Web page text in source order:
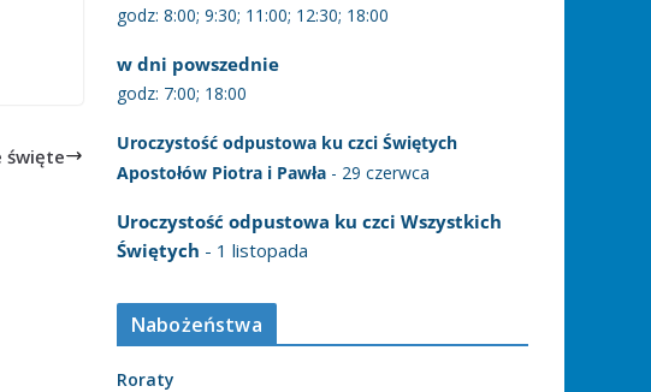
święte
godz: 8:00; 9:30; 11:00; 12:30; 18:00
w dni powszednie
godz: 7:00; 18:00
Uroczystość odpustowa ku czci Świętych
Apostołów Piotra i Pawła - 29 czerwca
Uroczystość odpustowa ku czci Wszystkich
Świętych - 1 listopada
Nabożeństwa
Roraty